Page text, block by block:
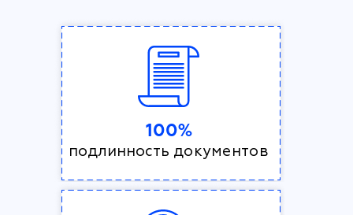
100%
подлинность документов